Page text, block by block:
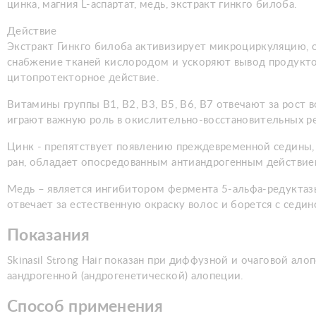
цинка, магния L-аспартат, медь, экстракт гинкго билоба.
Действие
Экстракт Гинкго билоба активизирует
снабжение тканей кислородом и ускоряют вывод
цитопротекторное действие.
Витамины группы В1, В2, В3, В5, В6, В7 отвечают за рост
играют важную роль в окислительно-восстановительных
Цинк - препятствует появлению преждевременной
ран, обладает опосредованным антиандрогенным
Медь – является ингибитором фермента 5-альфа-
отвечает за естественную окраску волос и борется с
Показания
Skinasil Strong Hair показан при диффузной и очаговой
аандрогенной (андрогенетической) алопеции.
Способ применения